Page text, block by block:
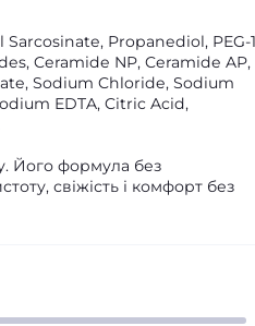
Propanediol, PEG-
Ceramide NP, Ceramide AP,
Sodium Chloride, Sodium
EDTA, Citric Acid,
Його формула без
свіжість і комфорт без